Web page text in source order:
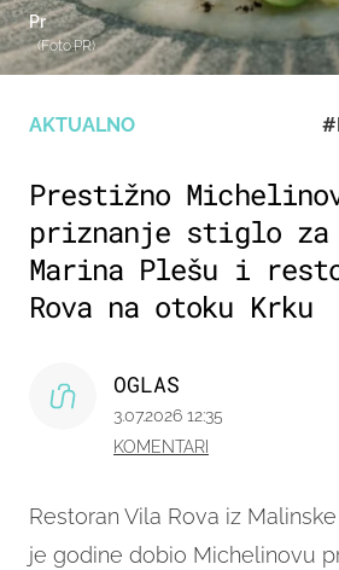
AKTUALNO
Prestižno
priznanje stiglo za
Marina Plešu i
Rova na otoku Krku
Restoran Vila Rova iz
je godine dobio Michelinovu
OGLAS
3.07.2026 12:35
KOMENTARI
Pr
(Foto:PR)